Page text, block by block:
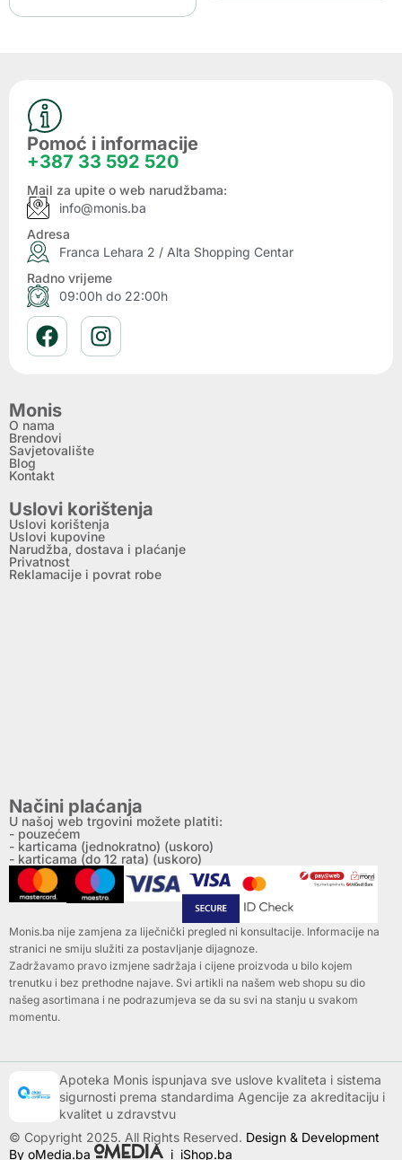
Pomoć i informacije
+387 33 592 520
Mail za upite o web narudžbama:
info@monis.ba
Adresa
Franca Lehara 2 / Alta Shopping Centar
Radno vrijeme
09:00h do 22:00h
Monis
O nama
Brendovi
Savjetovalište
Blog
Kontakt
Uslovi korištenja
Uslovi korištenja
Uslovi kupovine
Narudžba, dostava i plaćanje
Privatnost
Reklamacije i povrat robe
Načini plaćanja
U našoj web trgovini možete platiti:
- pouzećem
- karticama (jednokratno) (uskoro)
- karticama (do 12 rata) (uskoro)
Monis.ba nije zamjena za liječnički pregled ni konsultacije. Informacije na
stranici ne smiju služiti za postavljanje dijagnoze.
Zadržavamo pravo izmjene sadržaja i cijene proizvoda u bilo kojem
trenutku i bez prethodne najave. Svi artikli na našem web shopu su dio
našeg asortimana i ne podrazumjeva se da su svi na stanju u svakom
momentu.
Apoteka Monis ispunjava sve uslove kvaliteta i sistema
sigurnosti prema standardima Agencije za akreditaciju i
kvalitet u zdravstvu
© Copyright 2025. All Rights Reserved. Design & Development
By oMedia.ba
i iShop.ba